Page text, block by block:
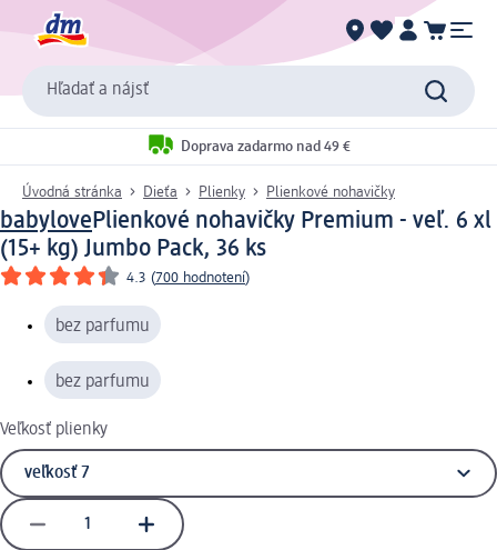
Hľadať a nájsť
Doprava zadarmo nad 49 €
Úvodná stránka Dieťa Plienky Plienkové nohavičky
babylovePlienkové nohavičky Premium - veľ. 6 xl
(15+ kg) Jumbo Pack, 36 ks
4.3 (700 hodnotení)
bez parfumu
bez parfumu
Veľkosť plienky